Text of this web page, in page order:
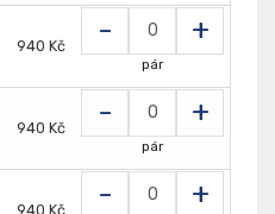
940 Kč - +
pár
940 Kč - +
pár
940 Kč - +